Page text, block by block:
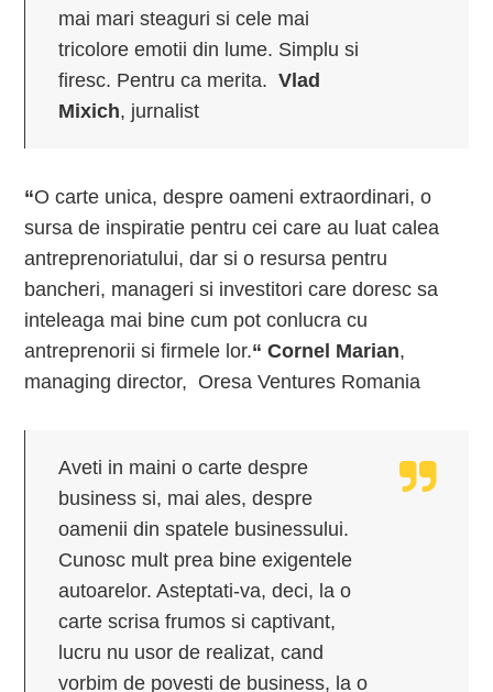
mai mari steaguri si cele mai
tricolore emotii din lume. Simplu si
firesc. Pentru ca merita.Vlad
Mixich, jurnalist
“O carte unica, despre oameni extraordinari, o
sursa de inspiratie pentru cei care au luat calea
antreprenoriatului, dar si o resursa pentru
bancheri, manageri si investitori care doresc sa
inteleaga mai bine cum pot conlucra cu
antreprenorii si firmele lor.“ Cornel Marian,
managing director, Oresa Ventures Romania
Aveti in maini o carte despre
business si, mai ales, despre
oamenii din spatele businessului.
Cunosc mult prea bine exigentele
autoarelor. Asteptati-va, deci, la o
carte scrisa frumos si captivant,
lucru nu usor de realizat, cand
vorbim de povesti de business, la o